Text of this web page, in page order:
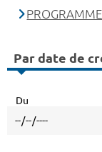
Par date de
Du